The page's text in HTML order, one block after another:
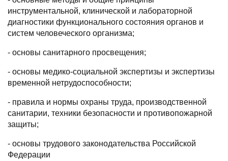
инструментальной, клинической и лабораторной
диагностики функционального состояния органов и
систем человеческого организма;
- основы санитарного просвещения;
- основы медико-социальной экспертизы и экспертизы
временной нетрудоспособности;
- правила и нормы охраны труда, производственной
санитарии, техники безопасности и противопожарной
защиты;
- основы трудового законодательства Российской
Федерации